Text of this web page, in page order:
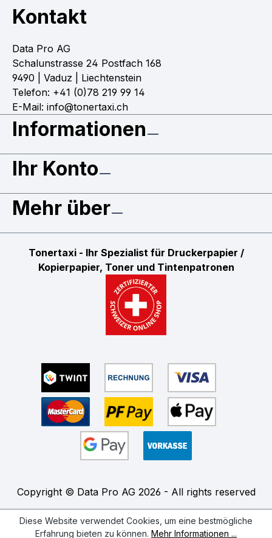
Kontakt
Data Pro AG
Schalunstrasse 24 Postfach 168
9490 | Vaduz | Liechtenstein
Telefon: +41 (0)78 219 99 14
E-Mail: info@tonertaxi.ch
Informationen
Ihr Konto
Mehr über
Tonertaxi - Ihr Spezialist für Druckerpapier /
Kopierpapier, Toner und Tintenpatronen
Copyright © Data Pro AG 2026 - All rights reserved
Diese Website verwendet Cookies, um eine bestmögliche
Erfahrung bieten zu können. Mehr Informationen ...